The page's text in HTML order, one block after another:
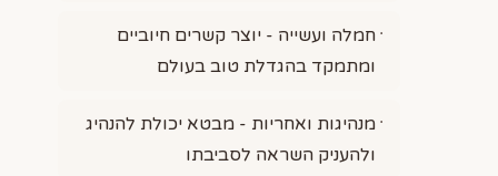
חמלה ועשייה - יוצר קשרים חיוביים
ומתמקד בהגדלת טוב בעולם
מנהיגות ואחריות - מבטא יכולת להנהיג
ולהעניק השראה לסביבתו